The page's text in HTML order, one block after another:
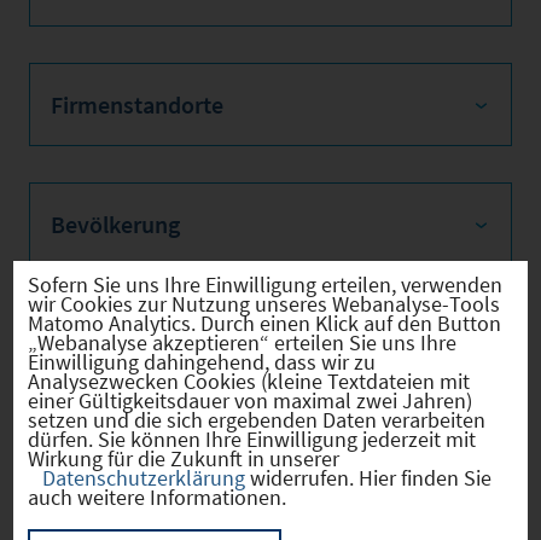
Firmenstandorte
Bevölkerung
Sozialvers. Beschäftigte
Verkehrsinfrastruktur
Sofern Sie uns Ihre Einwilligung erteilen, verwenden
wir Cookies zur Nutzung unseres Webanalyse-Tools
Matomo Analytics. Durch einen Klick auf den Button
„Webanalyse akzeptieren“ erteilen Sie uns Ihre
Einwilligung dahingehend, dass wir zu
Analysezwecken Cookies (kleine Textdateien mit
einer Gültigkeitsdauer von maximal zwei Jahren)
setzen und die sich ergebenden Daten verarbeiten
dürfen. Sie können Ihre Einwilligung jederzeit mit
Wirkung für die Zukunft in unserer
Datenschutzerklärungwiderrufen. Hier finden Sie
auch weitere Informationen.